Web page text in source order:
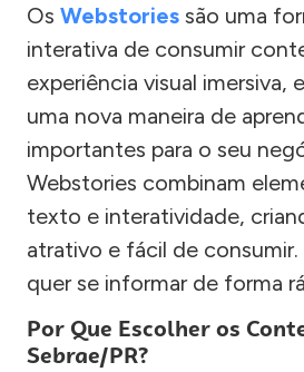
Os Webstories são uma
interativa de consumir
experiência visual imersiva,
uma nova maneira de
importantes para o seu
Webstories combinam
texto e interatividade,
atrativo e fácil de consumir.
quer se informar de forma
Por Que Escolher os
Sebrae/PR?